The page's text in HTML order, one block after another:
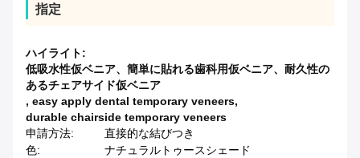
指定
ハイライト:
低吸水性仮ベニア、簡単に貼れる歯科用仮ベニア、耐久性の
あるチェアサイド仮ベニア
, easy apply dental temporary veneers,
durable chairside temporary veneers
申請方法:
直接的な結びつき
色:
ナチュラルトゥースシェード